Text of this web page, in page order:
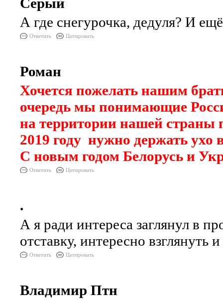
А где снегурочка, дедуля? И
Ответить Цитировать
Роман
Хочется пожелать нашим
очередь мы понимающие
на территории нашей страны
2019 году нужно держать ухо
С новым годом Белорусь и
Ответить Цитировать
.
А я ради интереса заглянул в
отставку, интересно
Ответить Цитировать
Владимир Птн